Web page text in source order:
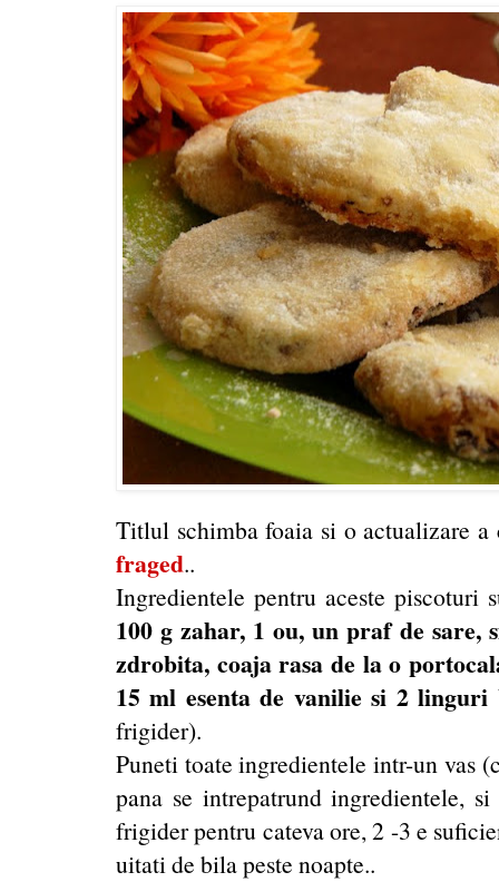
Titlul schimba foaia si o actualizare
fraged..
Ingredientele pentru aceste piscoturi
100 g zahar, 1 ou, un praf de sare,
zdrobita, coaja rasa de la o
15 ml esenta de vanilie si 2 linguri
frigider).
Puneti toate ingredientele intr-un vas
pana se intrepatrund ingredientele,
frigider pentru cateva ore, 2 -3 e
uitati de bila peste noapte..